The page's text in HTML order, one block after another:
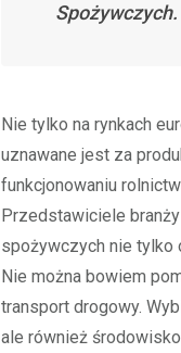
Spożywczych.
Nie tylko na rynkach
uznawane jest za
funkcjonowaniu
Przedstawiciele
spożywczych nie tylko
Nie można bowiem
transport drogowy.
ale również